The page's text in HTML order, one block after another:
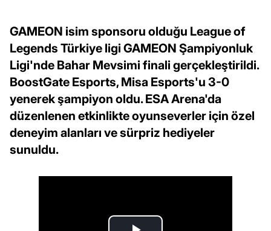
GAMEON isim sponsoru olduğu League of
Legends Türkiye ligi GAMEON Şampiyonluk
Ligi'nde Bahar Mevsimi finali gerçekleştirildi.
BoostGate Esports, Misa Esports'u 3-0
yenerek şampiyon oldu. ESA Arena'da
düzenlenen etkinlikte oyunseverler için özel
deneyim alanları ve sürpriz hediyeler
sunuldu.